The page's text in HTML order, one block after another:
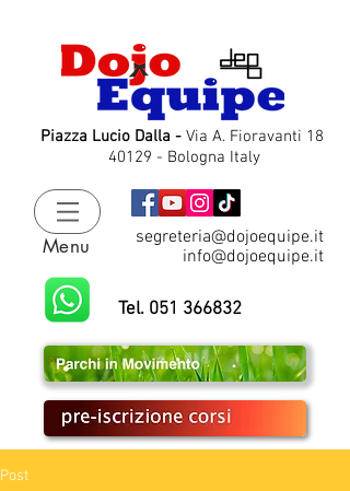
Piazza Lucio Dalla - Via A. Fioravanti 18
40129 - Bologna Italy
Menu
segreteria@dojoequipe.it
info@dojoequipe.it
Tel. 051 366832
Post